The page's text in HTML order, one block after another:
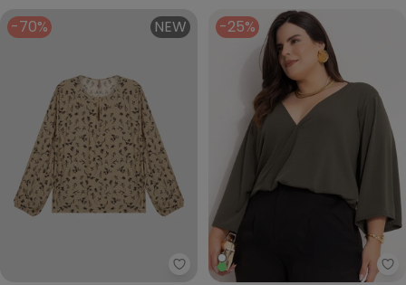
-70% NEW
Cereja Rosa - Blusa Feminina
-25%